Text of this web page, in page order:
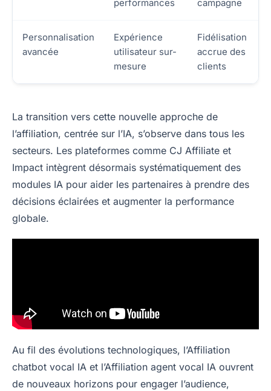
performances
campagne
Personnalisation
avancée
Expérience
utilisateur sur-
mesure
Fidélisation
accrue des
clients
La transition vers cette nouvelle approche de
l’affiliation, centrée sur l’IA, s’observe dans tous les
secteurs. Les plateformes comme CJ Affiliate et
Impact intègrent désormais systématiquement des
modules IA pour aider les partenaires à prendre des
décisions éclairées et augmenter la performance
globale.
Au fil des évolutions technologiques, l’Affiliation
chatbot vocal IA et l’Affiliation agent vocal IA ouvrent
de nouveaux horizons pour engager l’audience,